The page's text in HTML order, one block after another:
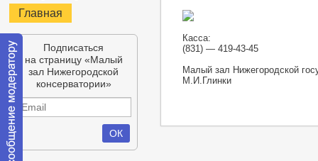
Главная
Подписаться
на страницу «Малый
зал Нижегородской
консерватории»
Касса:
(831) — 419-43-45
Малый зал Нижегородской
М.И.Глинки